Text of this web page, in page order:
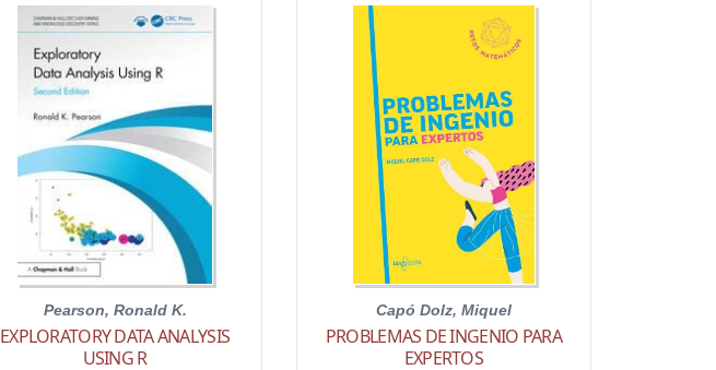
Pearson, Ronald K.
EXPLORATORY DATA ANALYSIS
USING R
Capó Dolz, Miquel
PROBLEMAS DE INGENIO PARA
EXPERTOS